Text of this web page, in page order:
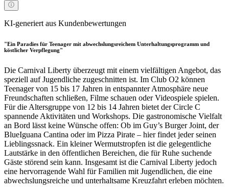
KI-generiert aus Kundenbewertungen
"Ein Paradies für Teenager mit abwechslungsreichem Unterhaltungsprogramm und
köstlicher Verpflegung"
Die Carnival Liberty überzeugt mit einem vielfältigen Angebot, das
speziell auf Jugendliche zugeschnitten ist. Im Club O2 können
Teenager von 15 bis 17 Jahren in entspannter Atmosphäre neue
Freundschaften schließen, Filme schauen oder Videospiele spielen.
Für die Altersgruppe von 12 bis 14 Jahren bietet der Circle C
spannende Aktivitäten und Workshops. Die gastronomische Vielfalt
an Bord lässt keine Wünsche offen: Ob im Guy’s Burger Joint, der
BlueIguana Cantina oder im Pizza Pirate – hier findet jeder seinen
Lieblingssnack. Ein kleiner Wermutstropfen ist die gelegentliche
Lautstärke in den öffentlichen Bereichen, die für Ruhe suchende
Gäste störend sein kann. Insgesamt ist die Carnival Liberty jedoch
eine hervorragende Wahl für Familien mit Jugendlichen, die eine
abwechslungsreiche und unterhaltsame Kreuzfahrt erleben möchten.